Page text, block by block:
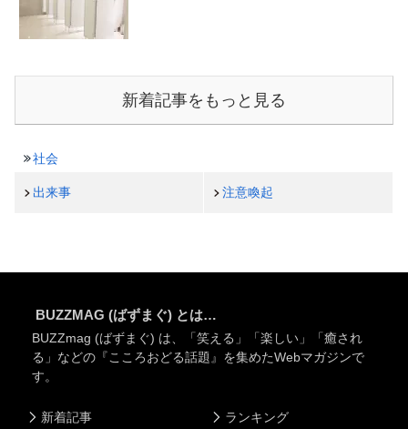
新着記事をもっと見る
社会
出来事 注意喚起
BUZZMAG (ばずまぐ) とは…
BUZZmag (ばずまぐ) は、「笑える」「楽しい」「癒され
る」などの『こころおどる話題』を集めたWebマガジンで
す。
新着記事 ランキング